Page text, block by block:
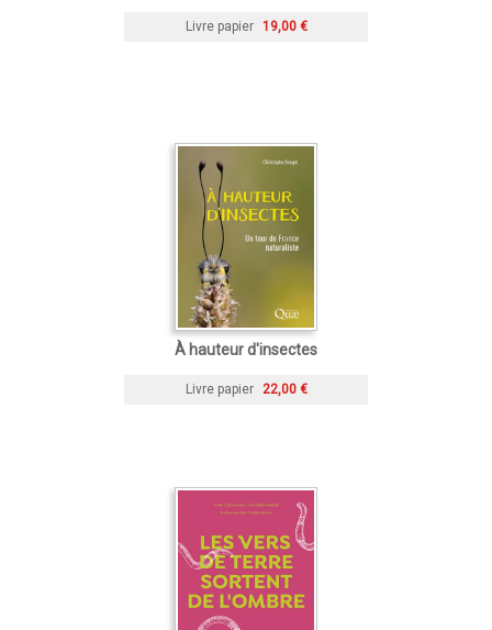
Livre papier 19,00 €
À hauteur d'insectes
Livre papier 22,00 €